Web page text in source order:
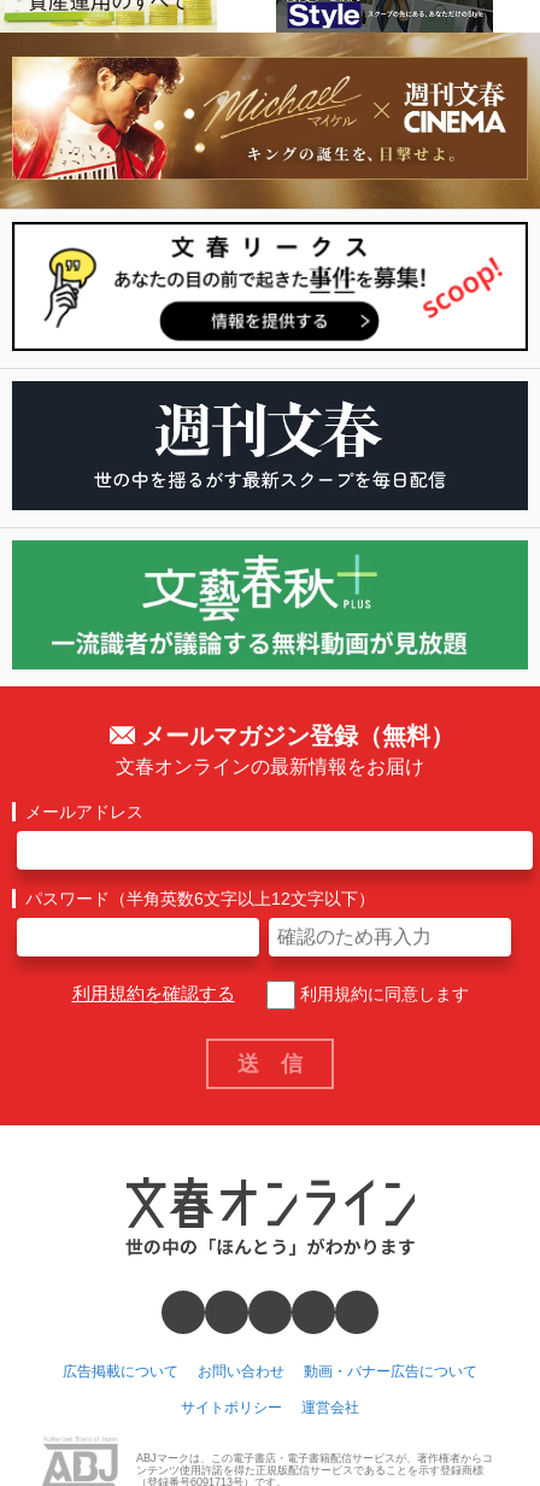
メールマガジン登録（無料）
文春オンラインの最新情報をお届け
メールアドレス
パスワード（半角英数6文字以上12文字以下）
利用規約を確認する 利用規約に同意します
広告掲載について お問い合わせ 動画・バナー広告について
サイトポリシー 運営会社
ABJマークは、この電子書店・電子書籍配信サービスが、著作権者からコ
ンテンツ使用許諾を得た正規版配信サービスであることを示す登録商標
（登録番号6091713号）です。